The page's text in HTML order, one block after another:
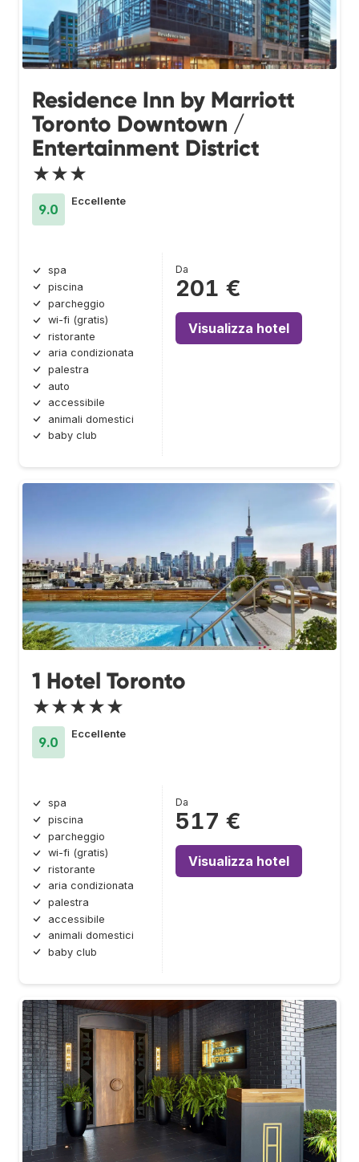
Residence Inn by Marriott
Toronto Downtown /
Entertainment District
★★★
9.0
Eccellente
spa
piscina
parcheggio
wi-fi (gratis)
ristorante
aria condizionata
palestra
auto
accessibile
animali domestici
baby club
Da
201 €
Visualizza hotel
1 Hotel Toronto
★★★★★
9.0
Eccellente
spa
piscina
parcheggio
wi-fi (gratis)
ristorante
aria condizionata
palestra
accessibile
animali domestici
baby club
Da
517 €
Visualizza hotel